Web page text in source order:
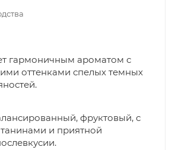
гармоничным ароматом с
оттенками спелых темных
фруктовый, с
и приятной